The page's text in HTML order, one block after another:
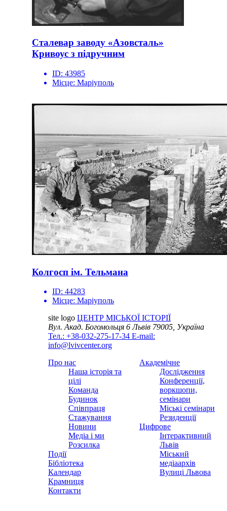
Сталевар заводу «Азовсталь»
Кривоус з підручним
ID: 43985
Місце: Маріуполь
Колгосп ім. Тельмана
ID: 44283
Місце: Маріуполь
site logo ЦЕНТР МІСЬКОЇ ІСТОРІЇ
Вул. Акад. Богомольця 6Львів 79005, Україна
Тел.: +38-032-275-17-34 E-mail:
info@lvivcenter.org
Про нас
Наша історія та
цілі
Команда
Будинок
Співпраця
Стажування
Новини
Медіа і ми
Розсилка
Події
Бібліотека
Календар
Крамниця
Контакти
Академічне
Дослідження
Конференції,
воркшопи,
семінари
Міські семінари
Резиденції
Цифрове
Інтерактивний
Львів
Міський
медіаархів
Вулиці Львова